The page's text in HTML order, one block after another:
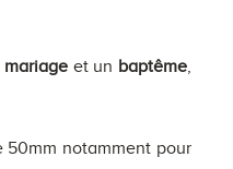
mariage et un baptême,
50mm notamment pour